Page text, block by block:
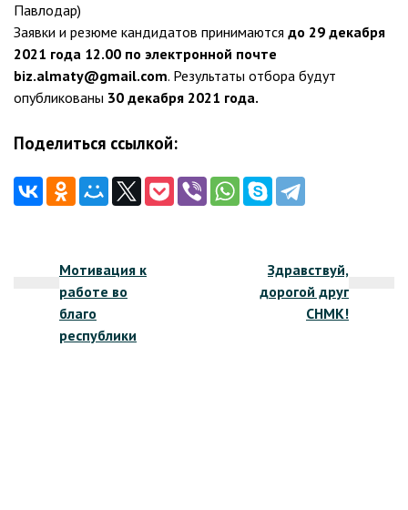
Павлодар)
Заявки и резюме кандидатов принимаются до 29 декабря
2021 года 12.00 по электронной почте
biz.almaty@gmail.com. Результаты отбора будут
опубликованы 30 декабря 2021 года.
Поделиться ссылкой:
записям
Мотивация к
работе во
благо
республики
Здравствуй,
дорогой друг
СНМК!